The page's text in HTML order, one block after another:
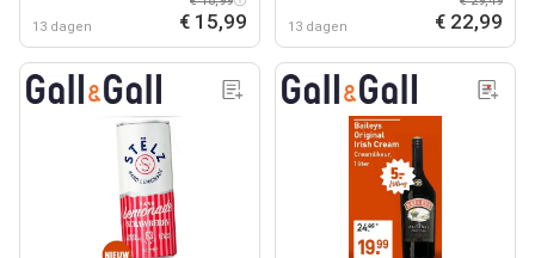
13 dagen € 15,99 13 dagen € 22,99